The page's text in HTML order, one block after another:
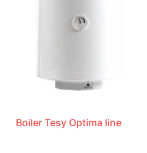
Boiler Tesy Optima line